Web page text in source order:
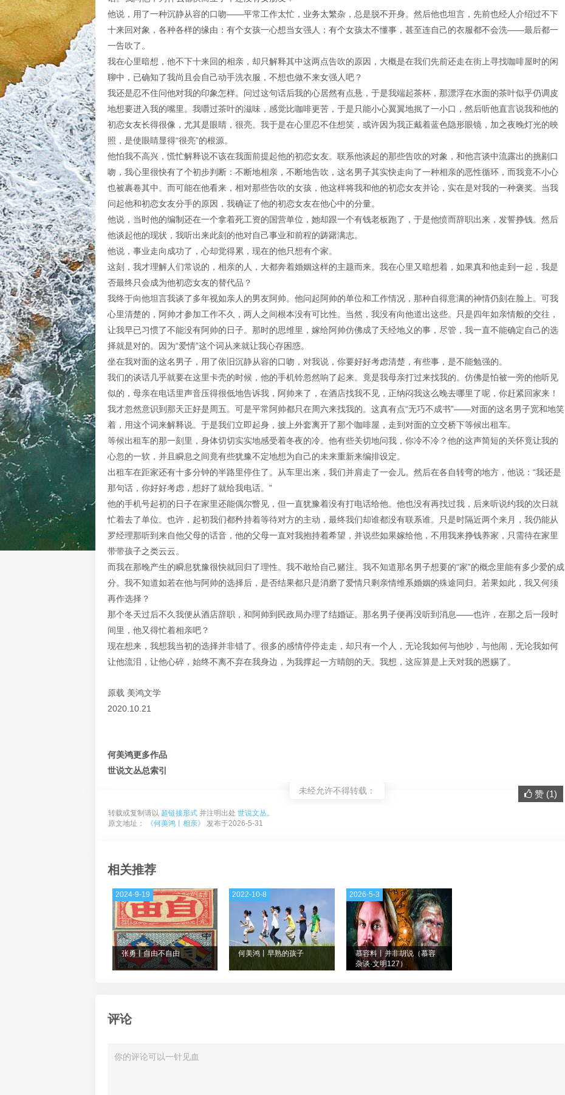
他说，用了一种沉静从容的口吻——平常工作太忙，业务太繁杂，总是脱不开身。然后他也坦言，先前也经人介绍过不下
十来回对象，各种各样的缘由：有个女孩一心想当女强人；有个女孩太不懂事，甚至连自己的衣服都不会洗——最后都一
一告吹了。
我在心里暗想，他不下十来回的相亲，却只解释其中这两点告吹的原因，大概是在我们先前还走在街上寻找咖啡屋时的闲
聊中，已确知了我尚且会自己动手洗衣服，不想也做不来女强人吧？
我还是忍不住问他对我的印象怎样。问过这句话后我的心居然有点悬，于是我端起茶杯，那漂浮在水面的茶叶似乎仍调皮
地想要进入我的嘴里。我嚼过茶叶的滋味，感觉比咖啡更苦，于是只能小心翼翼地抿了一小口，然后听他直言说我和他的
初恋女友长得很像，尤其是眼睛，很亮。我于是在心里忍不住想笑，或许因为我正戴着蓝色隐形眼镜，加之夜晚灯光的映
照，是使眼睛显得“很亮”的根源。
他怕我不高兴，慌忙解释说不该在我面前提起他的初恋女友。联系他谈起的那些告吹的对象，和他言谈中流露出的挑剔口
吻，我心里很快有了个初步判断：不断地相亲，不断地告吹，这名男子其实快走向了一种相亲的恶性循环，而我竟不小心
也被裹卷其中。而可能在他看来，相对那些告吹的女孩，他这样将我和他的初恋女友并论，实在是对我的一种褒奖。当我
问起他和初恋女友分手的原因，我确证了他的初恋女友在他心中的分量。
他说，当时他的编制还在一个拿着死工资的国营单位，她却跟一个有钱老板跑了，于是他愤而辞职出来，发誓挣钱。然后
他谈起他的现状，我听出来此刻的他对自己事业和前程的踌躇满志。
他说，事业走向成功了，心却觉得累，现在的他只想有个家。
这刻，我才理解人们常说的，相亲的人，大都奔着婚姻这样的主题而来。我在心里又暗想着，如果真和他走到一起，我是
否最终只会成为他初恋女友的替代品？
我终于向他坦言我谈了多年视如亲人的男友阿帅。他问起阿帅的单位和工作情况，那种自得意满的神情仍刻在脸上。可我
心里清楚的，阿帅才参加工作不久，两人之间根本没有可比性。当然，我没有向他道出这些。只是四年如亲情般的交往，
让我早已习惯了不能没有阿帅的日子。那时的思维里，嫁给阿帅仿佛成了天经地义的事，尽管，我一直不能确定自己的选
择就是对的。因为“爱情”这个词从来就让我心存困惑。
坐在我对面的这名男子，用了依旧沉静从容的口吻，对我说，你要好好考虑清楚，有些事，是不能勉强的。
我们的谈话几乎就要在这里卡壳的时候，他的手机铃忽然响了起来。竟是我母亲打过来找我的。仿佛是怕被一旁的他听见
似的，母亲在电话里声音压得很低地告诉我，阿帅来了，在酒店找我不见，正纳闷我这么晚去哪里了呢，你赶紧回家来！
我才忽然意识到那天正好是周五。可是平常阿帅都只在周六来找我的。这真有点“无巧不成书”——对面的这名男子宽和地笑
着，用这个词来解释说。于是我们立即起身，披上外套离开了那个咖啡屋，走到对面的立交桥下等候出租车。
等候出租车的那一刻里，身体切切实实地感受着冬夜的冷。他有些关切地问我，你冷不冷？他的这声简短的关怀竟让我的
心忽的一软，并且瞬息之间竟有些犹豫不定地想为自己的未来重新来编排设定。
出租车在距家还有十多分钟的半路里停住了。从车里出来，我们并肩走了一会儿。然后在各自转弯的地方，他说：“我还是
那句话，你好好考虑，想好了就给我电话。”
他的手机号起初的日子在家里还能偶尔瞥见，但一直犹豫着没有打电话给他。他也没有再找过我，后来听说约我的次日就
忙着去了单位。也许，起初我们都矜持着等待对方的主动，最终我们却谁都没有联系谁。只是时隔近两个来月，我仍能从
罗经理那听到来自他父母的话音，他的父母一直对我抱持着希望，并说些如果嫁给他，不用我来挣钱养家，只需待在家里
带带孩子之类云云。
而我在那晚产生的瞬息犹豫很快就回归了理性。我不敢给自己赌注。我不知道那名男子想要的“家”的概念里能有多少爱的成
分。我不知道如若在他与阿帅的选择后，是否结果都只是消磨了爱情只剩亲情维系婚姻的殊途同归。若果如此，我又何须
再作选择？
那个冬天过后不久我便从酒店辞职，和阿帅到民政局办理了结婚证。那名男子便再没听到消息——也许，在那之后一段时
间里，他又得忙着相亲吧？
现在想来，我想我当初的选择并非错了。很多的感情停停走走，却只有一个人，无论我如何与他吵，与他闹，无论我如何
让他流泪，让他心碎，始终不离不弃在我身边，为我撑起一方晴朗的天。我想，这应算是上天对我的恩赐了。
原载 美鸿文学
2020.10.21
何美鸿更多作品
世说文丛总索引
赞 (1)
未经允许不得转载：
转载或复制请以 超链接形式 并注明出处 世说文丛。
原文地址：
《何美鸿丨相亲》 发布于2026-5-31
相关推荐
张勇丨自由不自由
2024-9-19
何美鸿丨早熟的孩子
2022-10-8
慕容料丨并非胡说（慕容
杂谈·文明127）
2026-5-3
评论